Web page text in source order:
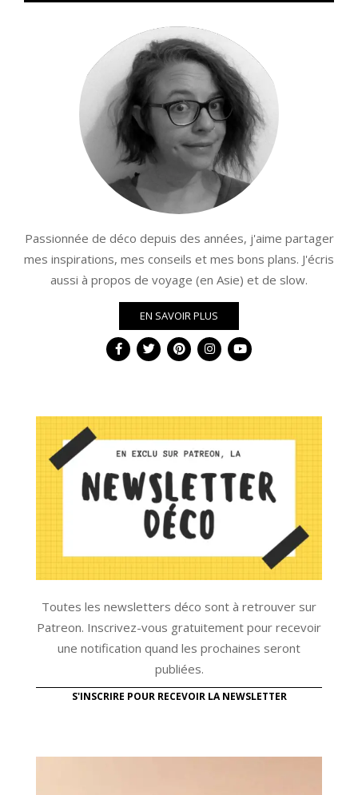
Passionnée de déco depuis des années, j'aime partager
mes inspirations, mes conseils et mes bons plans. J'écris
aussi à propos de voyage (en Asie) et de slow.
EN SAVOIR PLUS
Toutes les newsletters déco sont à retrouver sur
Patreon. Inscrivez-vous gratuitement pour recevoir
une notification quand les prochaines seront
publiées.
S'INSCRIRE POUR RECEVOIR LA NEWSLETTER